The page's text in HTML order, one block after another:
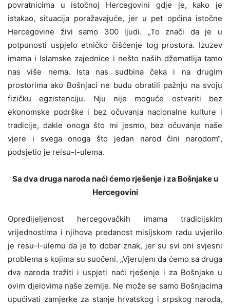
povratnicima u istočnoj Hercegovini gdje je, kako je
istakao, situacija poražavajuće, jer u pet općina istočne
Hercegovine živi samo 300 ljudi. „To znači da je u
potpunosti uspjelo etničko čišćenje tog prostora. Izuzev
imama i Islamske zajednice i nešto naših džematlija tamo
nas više nema. Ista nas sudbina čeka i na drugim
prostorima ako Bošnjaci ne budu obratili pažnju na svoju
fizičku egzistenciju. Nju nije moguće ostvariti bez
ekonomske podrške i bez očuvanja nacionalne kulture i
tradicije, dakle onoga što mi jesmo, bez očuvanje naše
vjere i svega onoga što jedan narod čini narodom“,
podsjetio je reisu-l-ulema.
Sa dva druga naroda naći ćemo rješenje i za Bošnjake u
Hercegovini
Opredijeljenost hercegovačkih imama tradicijskim
vrijednostima i njihova predanost misijskom radu uvjerilo
je resu-l-ulemu da je to dobar znak, jer su svi oni svjesni
problema s kojima su suočeni. „Vjerujem da ćemo sa druga
dva naroda tražiti i uspjeti naći rješenje i za Bošnjake u
ovim djelovima naše zemlje. Ne može se samo Bošnjacima
upućivati zamjerke za stanje hrvatskog i srpskog naroda,